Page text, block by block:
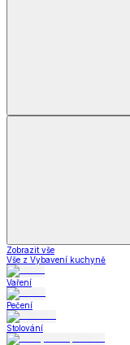
Zobrazit vše
Vše z Vybavení kuchyně
Vaření
Pečení
Stolování